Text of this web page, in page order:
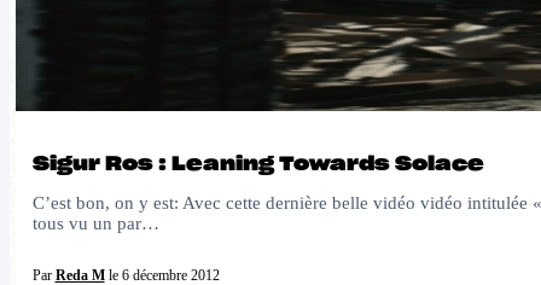
Sigur Ros : Leaning Towards Solace
C’est bon, on y est: Avec cette dernière belle vidéo vidéo
tous vu un par…
Par Reda Mle 6 décembre 2012